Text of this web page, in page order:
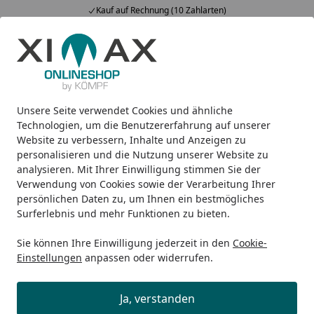
Unsere Seite verwendet Cookies und ähnliche
Technologien, um die Benutzererfahrung auf unserer
Website zu verbessern, Inhalte und Anzeigen zu
personalisieren und die Nutzung unserer Website zu
analysieren. Mit Ihrer Einwilligung stimmen Sie der
Verwendung von Cookies sowie der Verarbeitung Ihrer
persönlichen Daten zu, um Ihnen ein bestmögliches
Surferlebnis und mehr Funktionen zu bieten.
Sie können Ihre Einwilligung jederzeit in den Cookie-
Einstellungen anpassen oder widerrufen.
Ja, verstanden
Kauf auf Rechnung (10 Zahlarten)
Alle Produkte
Mein Konto
Suchen
Startseite
Wann ist mein gewünschter Artikel wieder verfügbar?
Wann ist mein gewünschter Artikel
wieder verfügbar?
Unser Angebot ist grenzenlos, unsere Lagerkapazitäten
sind es leider nicht. Aufgrund großer Nachfrage kann es
ausverkauft sind. Unser Angebot gilt nur solange der
Vorrat reicht.
Es kann vorkommen, dass ein aktuell ausverkaufter
Artikel wieder in das Angebot aufgenommen wird.